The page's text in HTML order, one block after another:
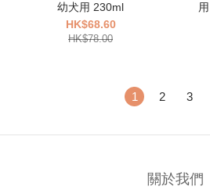
幼犬用 230ml
HK$68.60
HK$78.00
1 2 3
關於我們